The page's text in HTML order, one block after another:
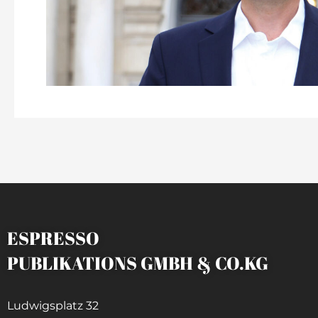
ESPRESSO
PUBLIKATIONS GMBH & CO.KG
Ludwigsplatz 32